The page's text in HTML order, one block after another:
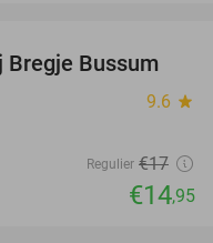
12%
Bregje Bussum
9.6 star
Regulier €17
€14,95